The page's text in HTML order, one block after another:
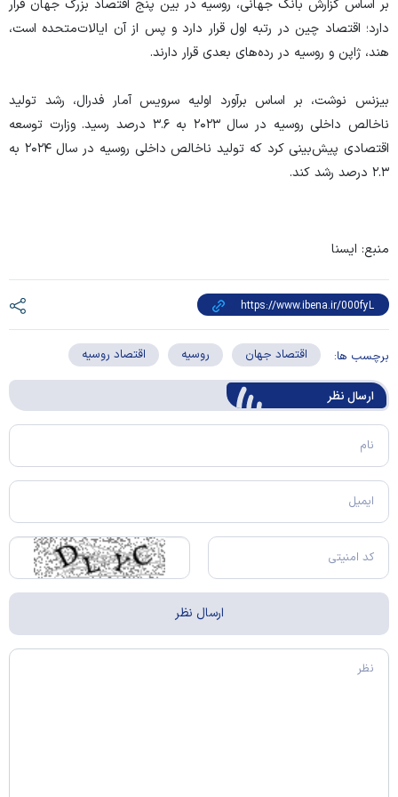
بر اساس گزارش بانک جهانی، روسیه در بین پنج اقتصاد بزرگ جهان قرار
دارد؛ اقتصاد چین در رتبه اول قرار دارد و پس از آن ایالات‌متحده است،
هند، ژاپن و روسیه در رده‌های بعدی قرار دارند.
بیزنس نوشت، بر اساس برآورد اولیه سرویس آمار فدرال، رشد تولید
ناخالص داخلی روسیه در سال ۲۰۲۳ به ۳.۶ درصد رسید. وزارت توسعه
اقتصادی پیش‌بینی کرد که تولید ناخالص داخلی روسیه در سال ۲۰۲۴ به
۲.۳ درصد رشد کند.
منبع: ایسنا
برچسب ها: اقتصاد جهان روسیه اقتصاد روسیه
ارسال‌ نظر